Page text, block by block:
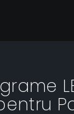
pentru